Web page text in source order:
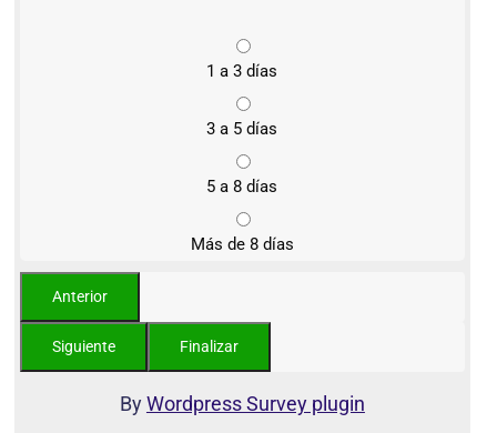
1 a 3 días
3 a 5 días
5 a 8 días
Más de 8 días
ByWordpress Survey plugin